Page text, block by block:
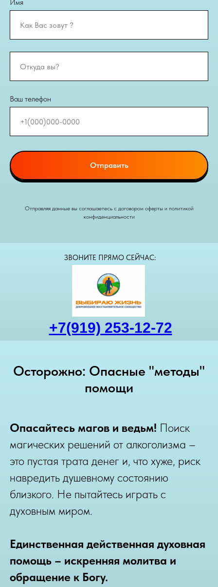
Имя
Ваш телефон
Отправить
Отправляя данные вы соглашаетесь с договором оферты и политикой
конфиденциальности
+7(919) 253-12-72
ЗВОНИТЕ ПРЯМО СЕЙЧАС:
Осторожно: Опасные "методы"
помощи
Опасайтесь магов и ведьм! Поиск
магических решений от алкоголизма –
это пустая трата денег и, что хуже, риск
навредить душевному состоянию
близкого. Не пытайтесь играть с
духовным миром.
Единственная действенная духовная
помощь – искренняя молитва и
обращение к Богу.